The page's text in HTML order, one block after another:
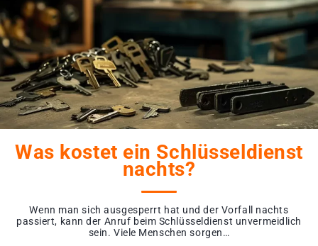
Was kostet ein Schlüsseldienst
nachts?
Wenn man sich ausgesperrt hat und der Vorfall nachts
passiert, kann der Anruf beim Schlüsseldienst unvermeidlich
sein. Viele Menschen sorgen…